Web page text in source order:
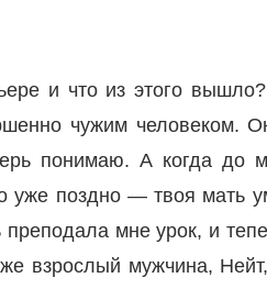
и что из этого
чужим человеком.
понимаю. А когда до
уже поздно — твоя мать
мне урок, и
взрослый мужчина,